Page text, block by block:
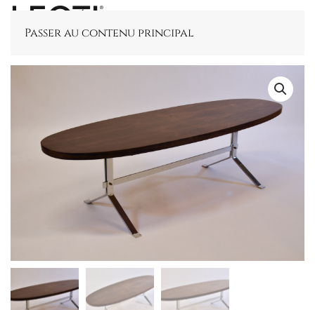
Passer au contenu principal